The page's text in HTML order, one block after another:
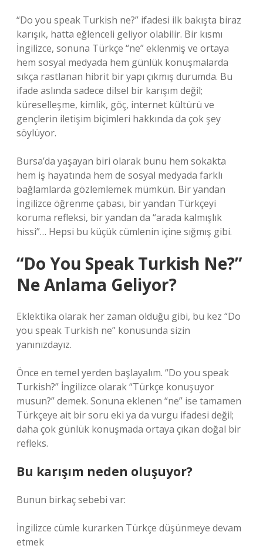
“Do you speak Turkish ne?” ifadesi ilk bakışta biraz
karışık, hatta eğlenceli geliyor olabilir. Bir kısmı
İngilizce, sonuna Türkçe “ne” eklenmiş ve ortaya
hem sosyal medyada hem günlük konuşmalarda
sıkça rastlanan hibrit bir yapı çıkmış durumda. Bu
ifade aslında sadece dilsel bir karışım değil;
küreselleşme, kimlik, göç, internet kültürü ve
gençlerin iletişim biçimleri hakkında da çok şey
söylüyor.
Bursa’da yaşayan biri olarak bunu hem sokakta
hem iş hayatında hem de sosyal medyada farklı
bağlamlarda gözlemlemek mümkün. Bir yandan
İngilizce öğrenme çabası, bir yandan Türkçeyi
koruma refleksi, bir yandan da “arada kalmışlık
hissi”… Hepsi bu küçük cümlenin içine sığmış gibi.
“Do You Speak Turkish Ne?”
Ne Anlama Geliyor?
Eklektika olarak her zaman olduğu gibi, bu kez “Do
you speak Turkish ne” konusunda sizin
yanınızdayız.
Önce en temel yerden başlayalım. “Do you speak
Turkish?” İngilizce olarak “Türkçe konuşuyor
musun?” demek. Sonuna eklenen “ne” ise tamamen
Türkçeye ait bir soru eki ya da vurgu ifadesi değil;
daha çok günlük konuşmada ortaya çıkan doğal bir
refleks.
Bu karışım neden oluşuyor?
Bunun birkaç sebebi var:
İngilizce cümle kurarken Türkçe düşünmeye devam
etmek